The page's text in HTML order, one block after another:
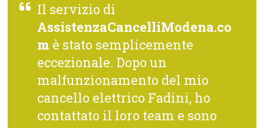
Il servizio di
AssistenzaCancelliModena.co
m è stato semplicemente
eccezionale. Dopo un
malfunzionamento del mio
cancello elettrico Fadini, ho
contattato il loro team e sono